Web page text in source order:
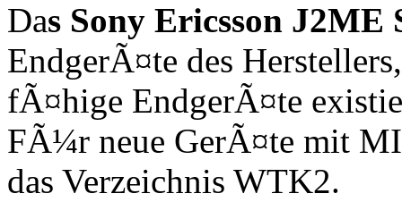
Das Sony Ericsson J2ME
EndgerÃ¤te des
fÃ¤hige EndgerÃ¤te
FÃ¼r neue GerÃ¤te mit
das Verzeichnis WTK2.